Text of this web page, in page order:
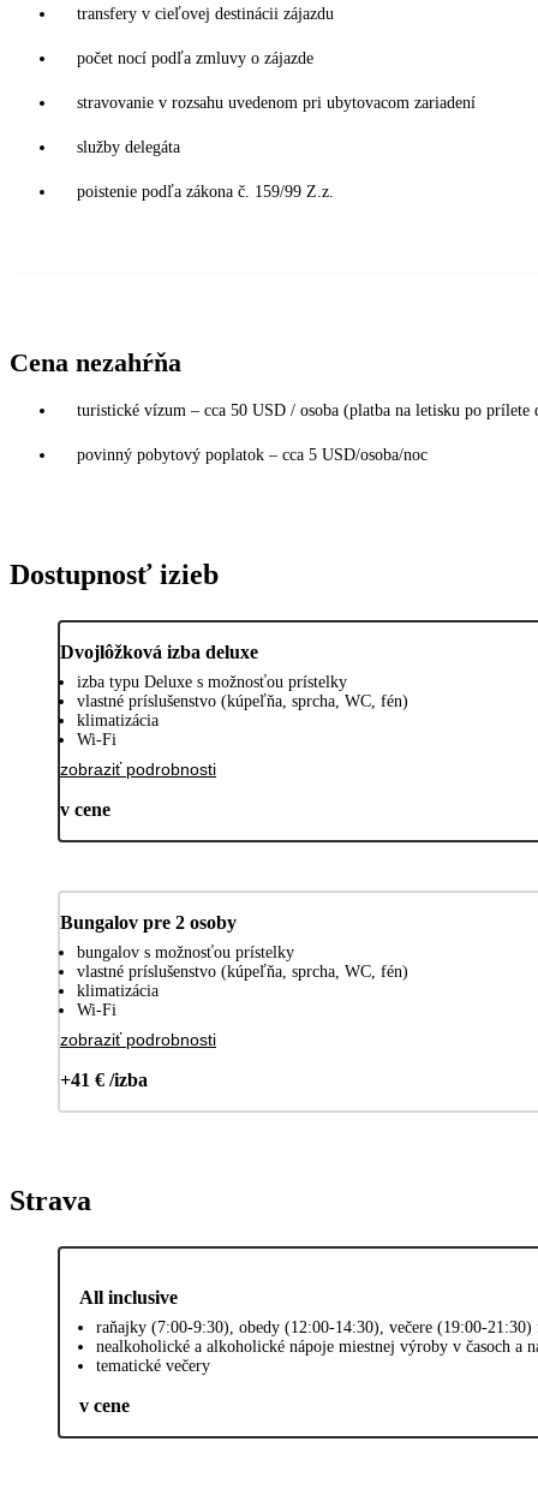
transfery v cieľovej destinácii zájazdu
počet nocí podľa zmluvy o zájazde
stravovanie v rozsahu uvedenom pri ubytovacom zariadení
služby delegáta
poistenie podľa zákona č. 159/99 Z.z.
Cena nezahŕňa
turistické vízum – cca 50 USD / osoba (platba na letisku po
povinný pobytový poplatok – cca 5 USD/osoba/noc
Dostupnosť izieb
Dvojlôžková izba deluxe
izba typu Deluxe s možnosťou prístelky
vlastné príslušenstvo (kúpeľňa, sprcha, WC, fén)
klimatizácia
Wi-Fi
zobraziť podrobnosti
v cene
Bungalov pre 2 osoby
bungalov s možnosťou prístelky
vlastné príslušenstvo (kúpeľňa, sprcha, WC, fén)
klimatizácia
Wi-Fi
zobraziť podrobnosti
+41 € /izba
Strava
All inclusive
raňajky (7:00-9:30), obedy (12:00-14:30), večere (19:00-
nealkoholické a alkoholické nápoje miestnej výroby v časoch a
tematické večery
v cene